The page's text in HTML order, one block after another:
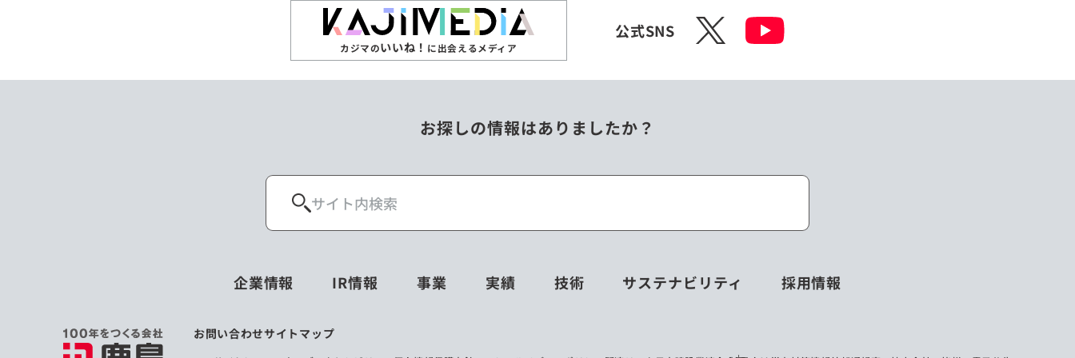
カジマのいいね！ に出会えるメディア
公式SNS X
お探しの情報はありましたか？
企業情報 IR情報 事業 実績 技術 サステナビリティ 採用情報
お問い合わせサイトマップ